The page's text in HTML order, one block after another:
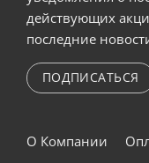
действующих
последние
ПОДПИСАТЬСЯ
О Компании